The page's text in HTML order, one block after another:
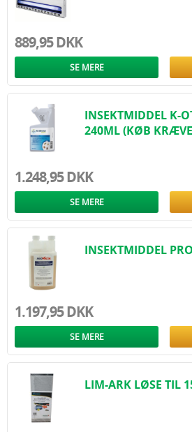
889,95 DKK
SE MERE
INSEKTMIDDEL K-
240ML (KØB
1.248,95 DKK
SE MERE
INSEKTMIDDEL
1.197,95 DKK
SE MERE
LIM-ARK LØSE TIL